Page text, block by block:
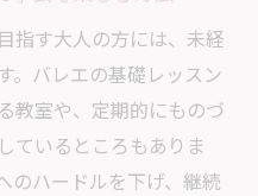
指す大人の方には、未経
。バレエの基礎レッスン
教室や、定期的にものづ
ているところもありま
のハードルを下げ、継続